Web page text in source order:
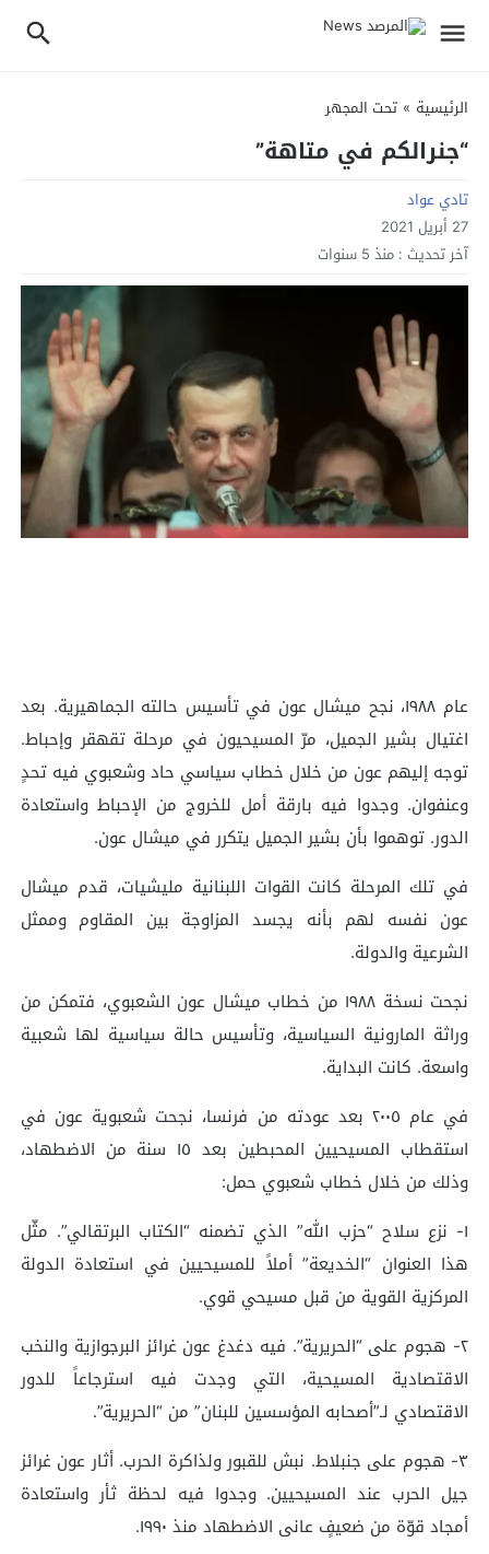
الرئيسية » تحت المجهر
“جنرالكم في متاهة”
تادي عواد
27 أبريل 2021
آخر تحديث : منذ 5 سنوات
عام ١٩٨٨، نجح ميشال عون في تأسيس حالته الجماهيرية. بعد
اغتيال بشير الجميل، مرّ المسيحيون في مرحلة تقهقر وإحباط.
توجه إليهم عون من خلال خطاب سياسي حاد وشعبوي فيه تحدٍ
وعنفوان. وجدوا فيه بارقة أمل للخروج من الإحباط واستعادة
الدور. توهموا بأن بشير الجميل يتكرر في ميشال عون.
في تلك المرحلة كانت القوات اللبنانية مليشيات، قدم ميشال
عون نفسه لهم بأنه يجسد المزاوجة بين المقاوم وممثل
الشرعية والدولة.
نجحت نسخة ١٩٨٨ من خطاب ميشال عون الشعبوي، فتمكن من
وراثة المارونية السياسية، وتأسيس حالة سياسية لها شعبية
واسعة. كانت البداية.
في عام ٢٠٠٥ بعد عودته من فرنسا، نجحت شعبوية عون في
استقطاب المسيحيين المحبطين بعد ١٥ سنة من الاضطهاد،
وذلك من خلال خطاب شعبوي حمل:
١- نزع سلاح “حزب الله” الذي تضمنه “الكتاب البرتقالي”. مثّل
هذا العنوان “الخديعة” أملاً للمسيحيين في استعادة الدولة
المركزية القوية من قبل مسيحي قوي.
٢- هجوم على “الحريرية”. فيه دغدغ عون غرائز البرجوازية والنخب
الاقتصادية المسيحية، التي وجدت فيه استرجاعاً للدور
الاقتصادي لـ”أصحابه المؤسسين للبنان” من “الحريرية”.
٣- هجوم على جنبلاط. نبش للقبور ولذاكرة الحرب. أثار عون غرائز
جيل الحرب عند المسيحيين. وجدوا فيه لحظة ثأر واستعادة
أمجاد قوّة من ضعيفٍ عانى الاضطهاد منذ ١٩٩٠.